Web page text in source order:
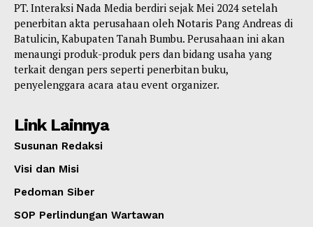
PT. Interaksi Nada Media berdiri sejak Mei 2024 setelah
penerbitan akta perusahaan oleh Notaris Pang Andreas di
Batulicin, Kabupaten Tanah Bumbu. Perusahaan ini akan
menaungi produk-produk pers dan bidang usaha yang
terkait dengan pers seperti penerbitan buku,
penyelenggara acara atau event organizer.
Link Lainnya
Susunan Redaksi
Visi dan Misi
Pedoman Siber
SOP Perlindungan Wartawan